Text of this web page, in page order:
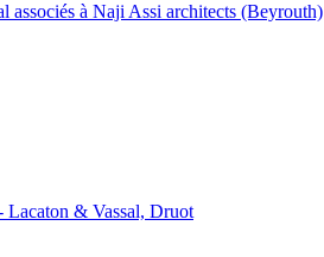
associés à Naji Assi architects (Beyrouth)
Lacaton & Vassal, Druot